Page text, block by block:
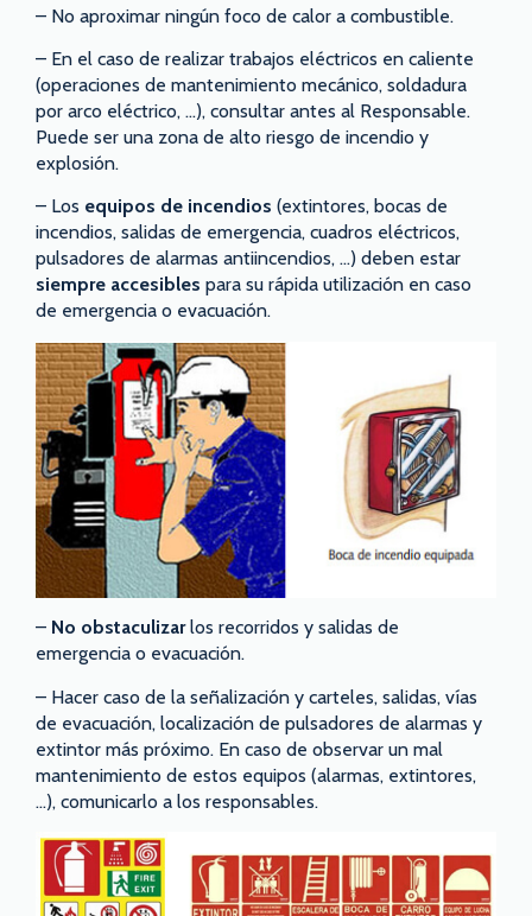
– No aproximar ningún foco de calor a combustible.
– En el caso de realizar trabajos eléctricos en caliente
(operaciones de mantenimiento mecánico, soldadura
por arco eléctrico, …), consultar antes al Responsable.
Puede ser una zona de alto riesgo de incendio y
explosión.
– Los equipos de incendios (extintores, bocas de
incendios, salidas de emergencia, cuadros eléctricos,
pulsadores de alarmas antiincendios, …) deben estar
siempre accesibles para su rápida utilización en caso
de emergencia o evacuación.
– No obstaculizarlos recorridos y salidas de
emergencia o evacuación.
– Hacer caso de la señalización y carteles, salidas, vías
de evacuación, localización de pulsadores de alarmas y
extintor más próximo. En caso de observar un mal
mantenimiento de estos equipos (alarmas, extintores,
…), comunicarlo a los responsables.